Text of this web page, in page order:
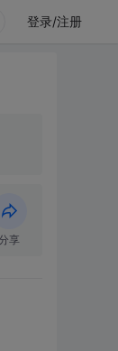
登录/注册
享